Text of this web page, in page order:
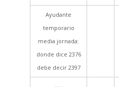
Ayudante
temporario
media jornada:
donde dice 2376
debe decir 2397